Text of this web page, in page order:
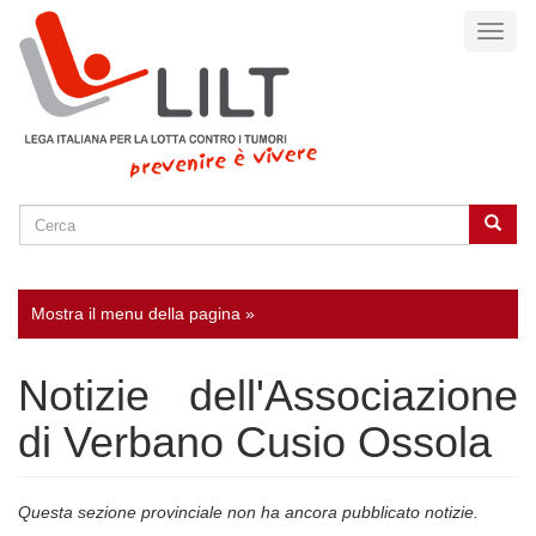
contenuto
principale
SEARCH Cerca
Mostra il menu della pagina »
Notizie dell'Associazione
di Verbano Cusio Ossola
Questa sezione provinciale non ha ancora pubblicato notizie.